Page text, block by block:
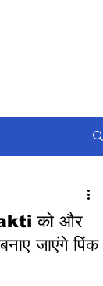
को और
जाएंगे पिंक